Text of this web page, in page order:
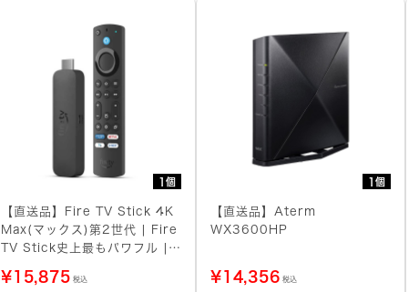
1個
【直送品】Fire TV Stick 4K
Max(マックス)第2世代 | Fire
TV Stick史上最もパワフル |
ヤー
¥15,875 税込
1個
【直送品】Aterm
WX3600HP
¥14,356 税込